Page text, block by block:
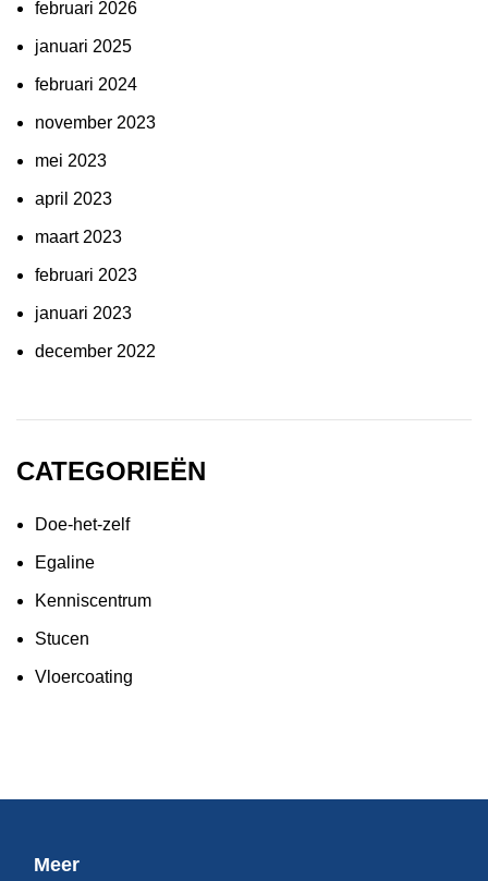
februari 2026
januari 2025
februari 2024
november 2023
mei 2023
april 2023
maart 2023
februari 2023
januari 2023
december 2022
CATEGORIEËN
Doe-het-zelf
Egaline
Kenniscentrum
Stucen
Vloercoating
Meer